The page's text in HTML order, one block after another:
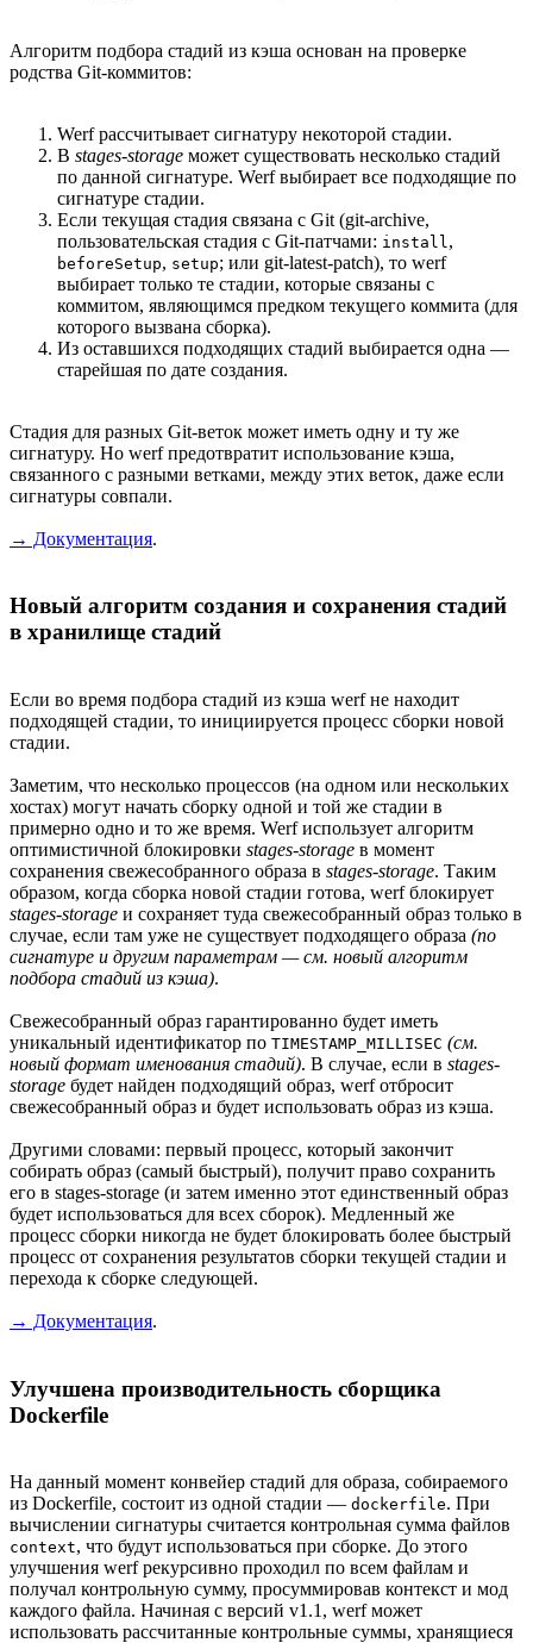
Алгоритм подбора стадий из кэша основан на проверке
родства Git-коммитов:
Werf рассчитывает сигнатуру некоторой стадии.
В stages-storage может существовать несколько стадий
по данной сигнатуре. Werf выбирает все подходящие по
сигнатуре стадии.
Если текущая стадия связана с Git (git-archive,
пользовательская стадия с Git-патчами: install ,
beforeSetup, setup; или git-latest-patch), то werf
выбирает только те стадии, которые связаны с
коммитом, являющимся предком текущего коммита (для
которого вызвана сборка).
Из оставшихся подходящих стадий выбирается одна —
старейшая по дате создания.
Стадия для разных Git-веток может иметь одну и ту же
сигнатуру. Но werf предотвратит использование кэша,
связанного с разными ветками, между этих веток, даже если
сигнатуры совпали.
→ Документация.
Новый алгоритм создания и сохранения стадий
в хранилище стадий
Если во время подбора стадий из кэша werf не находит
подходящей стадии, то инициируется процесс сборки новой
стадии.
Заметим, что несколько процессов (на одном или нескольких
хостах) могут начать сборку одной и той же стадии в
примерно одно и то же время. Werf использует алгоритм
оптимистичной блокировки stages-storage в момент
сохранения свежесобранного образа в stages-storage. Таким
образом, когда сборка новой стадии готова, werf блокирует
stages-storage и сохраняет туда свежесобранный образ только в
случае, если там уже не существует подходящего образа (по
сигнатуре и другим параметрам — см. новый алгоритм
подбора стадий из кэша).
Свежесобранный образ гарантированно будет иметь
уникальный идентификатор по TIMESTAMP_MILLISEC (см.
новый формат именования стадий). В случае, если в stages-
storage будет найден подходящий образ, werf отбросит
свежесобранный образ и будет использовать образ из кэша.
Другими словами: первый процесс, который закончит
собирать образ (самый быстрый), получит право сохранить
его в stages-storage (и затем именно этот единственный образ
будет использоваться для всех сборок). Медленный же
процесс сборки никогда не будет блокировать более быстрый
процесс от сохранения результатов сборки текущей стадии и
перехода к сборке следующей.
→ Документация.
Улучшена производительность сборщика
Dockerfile
На данный момент конвейер стадий для образа, собираемого
из Dockerfile, состоит из одной стадии — dockerfile. При
вычислении сигнатуры считается контрольная сумма файлов
context, что будут использоваться при сборке. До этого
улучшения werf рекурсивно проходил по всем файлам и
получал контрольную сумму, просуммировав контекст и мод
каждого файла. Начиная с версий v1.1, werf может
использовать рассчитанные контрольные суммы, хранящиеся